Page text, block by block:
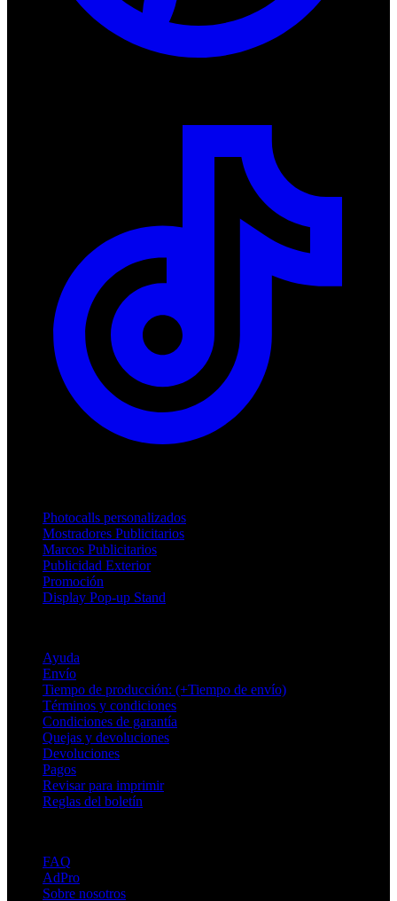
Photocalls personalizados
Mostradores Publicitarios
Marcos Publicitarios
Publicidad Exterior
Promoción
Display Pop-up Stand
Ayuda
Envío
Tiempo de producción: (+Tiempo de envío)
Términos y condiciones
Condiciones de garantía
Quejas y devoluciones
Devoluciones
Pagos
Revisar para imprimir
Reglas del boletín
FAQ
AdPro
Sobre nosotros